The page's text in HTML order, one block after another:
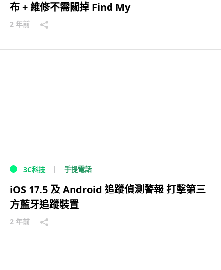
布 + 維修不需關掉 Find My
2 年前
3C科技 手提電話
iOS 17.5 及 Android 追蹤偵測警報 打擊第三
方藍牙追蹤裝置
2 年前